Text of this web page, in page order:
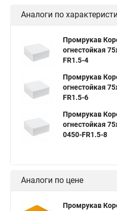
Аналоги по
Промрукав
огнестойкая
FR1.5-4
Промрукав
огнестойкая
FR1.5-6
Промрукав
огнестойкая
0450-FR1.5-8
Аналоги по цене
Промрукав